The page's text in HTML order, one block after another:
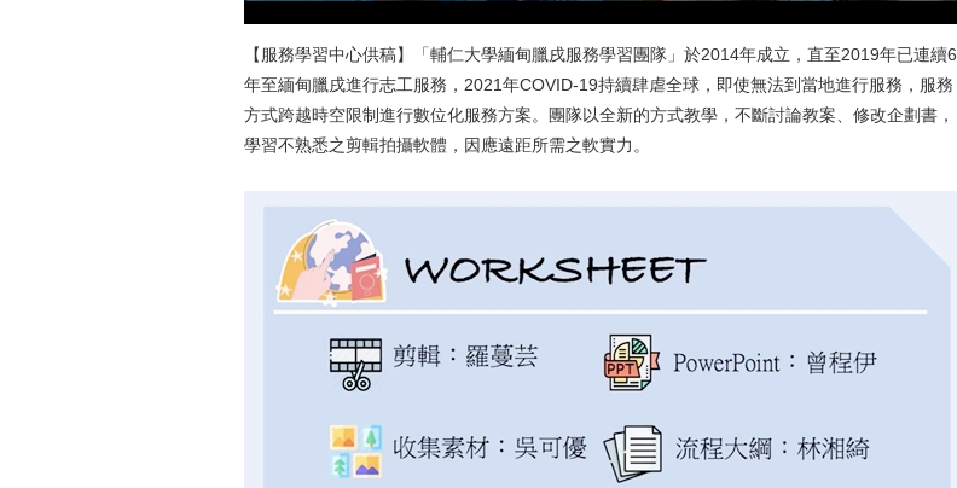
【服務學習中心供稿】「輔仁大學緬甸臘戌服務學習團隊」於2014年成立，直至2019年已連續6
年至緬甸臘戌進行志工服務，2021年COVID-19持續肆虐全球，即使無法到當地進行服務，服務
方式跨越時空限制進行數位化服務方案。團隊以全新的方式教學，不斷討論教案、修改企劃書，
學習不熟悉之剪輯拍攝軟體，因應遠距所需之軟實力。